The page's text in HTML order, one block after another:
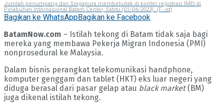
Jumlah penumpang dari Singapura membeludak di konter registrasi IMEI di
Pelabuhan Internasional Batam Center, Sabtu (01/04/2023). (F: ist)
Bagikan ke WhatsAppBagikan ke Facebook
BatamNow.com – Istilah tekong di Batam tidak saja bagi
mereka yang membawa Pekerja Migran Indonesia (PMI)
nonprosedural ke Malaysia.
Dalam bisnis perangkat telekomunikasi handphone,
komputer genggam dan tablet (HKT) eks luar negeri yang
diduga berasal dari pasar gelap atau black market(BM)
juga dikenal istilah tekong.